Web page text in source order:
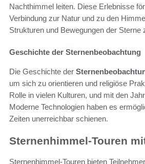
Nachthimmel leiten. Diese Erlebnisse
Verbindung zur Natur und zu den
Strukturen und Bewegungen der
Geschichte der Sternenbeobachtung
Die Geschichte der
um sich zu orientieren und religiöse
Rolle in vielen Kulturen, und mit den
Moderne Technologien haben es
Zeiten unerreichbar schienen.
Sternenhimmel-Touren
Sternenhimmel-Touren bieten